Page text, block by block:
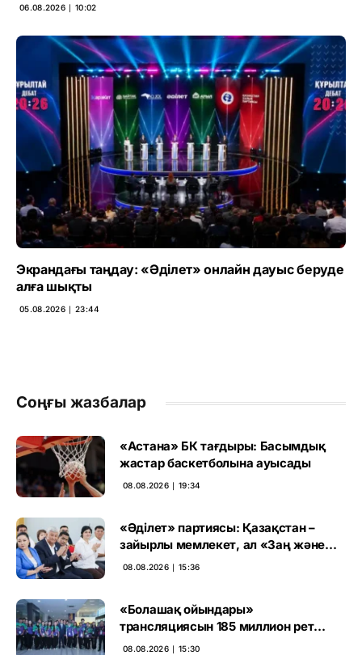
06.08.2026 ∣ 10:02
Экрандағы таңдау: «Әділет» онлайн дауыс беруде
алға шықты
05.08.2026 ∣ 23:44
Соңғы жазбалар
«Астана» БК тағдыры: Басымдық
жастар баскетболына ауысады
08.08.2026 ∣ 19:34
«Әділет» партиясы: Қазақстан –
зайырлы мемлекет, ал «Заң және
тәртіп» қағидаты баршаға міндетті
08.08.2026 ∣ 15:36
«Болашақ ойындары»
трансляциясын 185 миллион рет
көрген
08.08.2026 ∣ 15:30